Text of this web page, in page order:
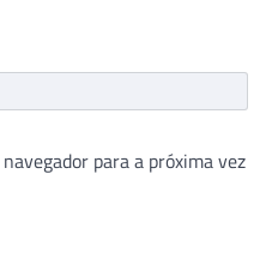
para a próxima vez